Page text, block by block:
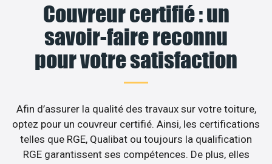
Couvreur certifié : un
savoir-faire reconnu
pour votre satisfaction
Afin d’assurer la qualité des travaux sur votre toiture,
optez pour un couvreur certifié. Ainsi, les certifications
telles que RGE, Qualibat ou toujours la qualification
RGE garantissent ses compétences. De plus, elles